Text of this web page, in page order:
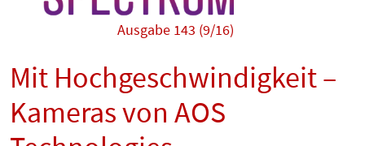
Ausgabe 143 (9/16)
Mit Hochgeschwindigkeit –
Kameras von AOS